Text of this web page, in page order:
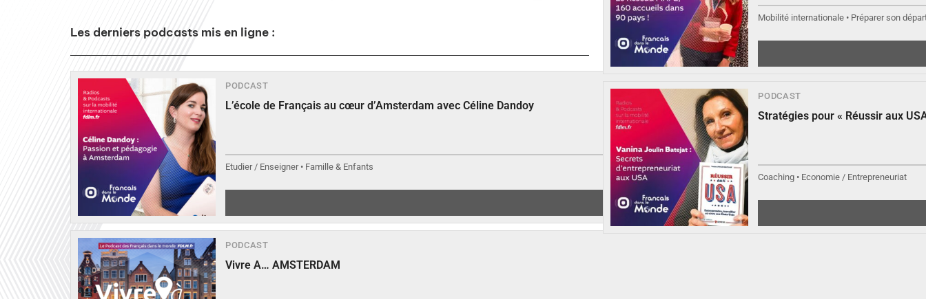
Les derniers podcasts mis en ligne :
PODCAST
L’école de Français au cœur d’Amsterdam avec Céline Dandoy
Etudier / Enseigner • Famille & Enfants
▶︎ Écouter
PODCAST
Vivre A… AMSTERDAM
Mobilité internationale • Préparer son
PODCAST
Stratégies pour « Réussir aux
Coaching • Economie / Entrepreneuriat